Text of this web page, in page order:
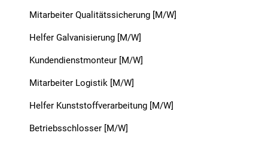
Mitarbeiter Qualitätssicherung [M/W]
Helfer Galvanisierung [M/W]
Kundendienstmonteur [M/W]
Mitarbeiter Logistik [M/W]
Helfer Kunststoffverarbeitung [M/W]
Betriebsschlosser [M/W]